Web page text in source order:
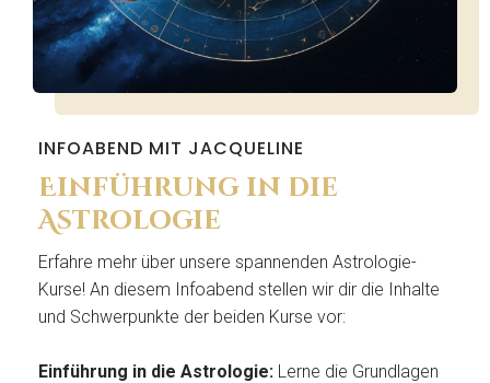
INFOABEND MIT JACQUELINE
Einführung in die
Astrologie
Erfahre mehr über unsere spannenden Astrologie-
Kurse! An diesem Infoabend stellen wir dir die Inhalte
und Schwerpunkte der beiden Kurse vor:
Einführung in die Astrologie: Lerne die Grundlagen